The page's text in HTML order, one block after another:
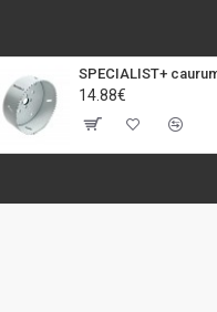
14.88€